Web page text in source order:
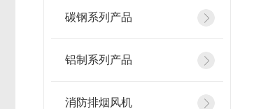
碳钢系列产品
铝制系列产品
消防排烟风机